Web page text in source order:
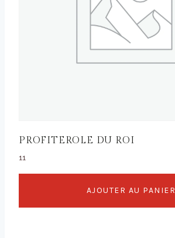
PROFITEROLE DU ROI
11
AJOUTER AU PANIER